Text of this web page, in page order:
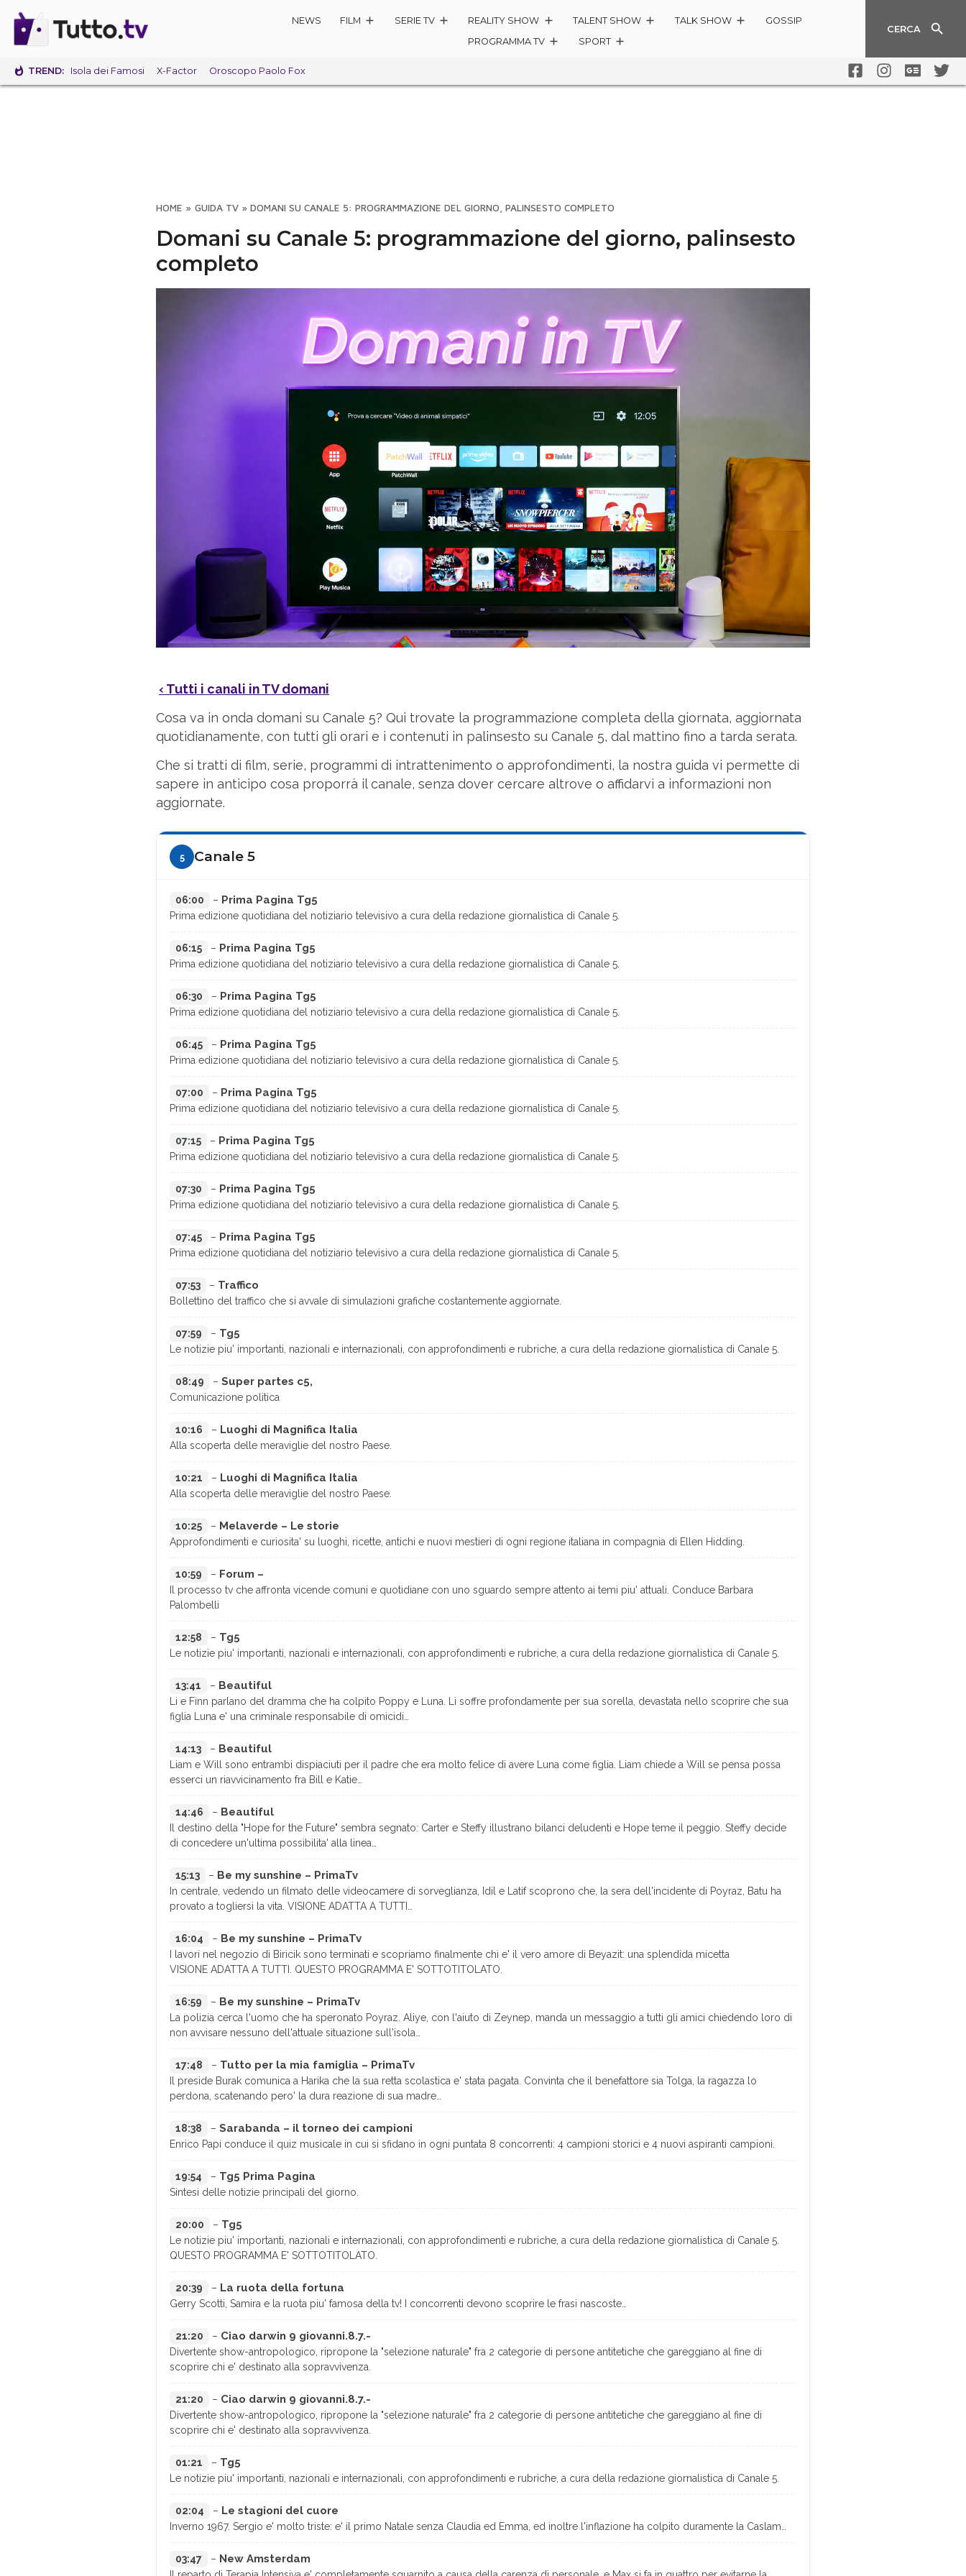
NEWS FILM SERIE TV REALITY SHOW TALENT SHOW TALK SHOW
GOSSIP
PROGRAMMA TV
SPORT
CERCA
TREND: Isola dei Famosi X-Factor Oroscopo Paolo Fox
HOME » GUIDA TV » DOMANI SU CANALE 5: PROGRAMMAZIONE DEL GIORNO, PALINSESTO COMPLETO
Domani su Canale 5: programmazione del giorno, palinsesto
completo
‹ Tutti i canali in TV domani
Cosa va in onda domani su Canale 5? Qui trovate la programmazione completa della giornata, aggiornata
quotidianamente, con tutti gli orari e i contenuti in palinsesto su Canale 5, dal mattino fino a tarda serata.
Che si tratti di film, serie, programmi di intrattenimento o approfondimenti, la nostra guida vi permette di
sapere in anticipo cosa proporrà il canale, senza dover cercare altrove o affidarvi a informazioni non
aggiornate.
5 Canale 5
06:00 – Prima Pagina Tg5
Prima edizione quotidiana del notiziario televisivo a cura della redazione giornalistica di Canale 5.
06:15 – Prima Pagina Tg5
Prima edizione quotidiana del notiziario televisivo a cura della redazione giornalistica di Canale 5.
06:30 – Prima Pagina Tg5
Prima edizione quotidiana del notiziario televisivo a cura della redazione giornalistica di Canale 5.
06:45 – Prima Pagina Tg5
Prima edizione quotidiana del notiziario televisivo a cura della redazione giornalistica di Canale 5.
07:00 – Prima Pagina Tg5
Prima edizione quotidiana del notiziario televisivo a cura della redazione giornalistica di Canale 5.
07:15 – Prima Pagina Tg5
Prima edizione quotidiana del notiziario televisivo a cura della redazione giornalistica di Canale 5.
07:30 – Prima Pagina Tg5
Prima edizione quotidiana del notiziario televisivo a cura della redazione giornalistica di Canale 5.
07:45 – Prima Pagina Tg5
Prima edizione quotidiana del notiziario televisivo a cura della redazione giornalistica di Canale 5.
07:53 – Traffico
Bollettino del traffico che si avvale di simulazioni grafiche costantemente aggiornate.
07:59 – Tg5
Le notizie piu' importanti, nazionali e internazionali, con approfondimenti e rubriche, a cura della redazione giornalistica di Canale 5.
08:49 – Super partes c5,
Comunicazione politica
10:16 – Luoghi di Magnifica Italia
Alla scoperta delle meraviglie del nostro Paese.
10:21 – Luoghi di Magnifica Italia
Alla scoperta delle meraviglie del nostro Paese.
10:25 – Melaverde – Le storie
Approfondimenti e curiosita' su luoghi, ricette, antichi e nuovi mestieri di ogni regione italiana in compagnia di Ellen Hidding.
10:59 – Forum –
Il processo tv che affronta vicende comuni e quotidiane con uno sguardo sempre attento ai temi piu' attuali. Conduce Barbara
Palombelli
12:58 – Tg5
Le notizie piu' importanti, nazionali e internazionali, con approfondimenti e rubriche, a cura della redazione giornalistica di Canale 5.
13:41 – Beautiful
Li e Finn parlano del dramma che ha colpito Poppy e Luna. Li soffre profondamente per sua sorella, devastata nello scoprire che sua
figlia Luna e' una criminale responsabile di omicidi…
14:13 – Beautiful
Liam e Will sono entrambi dispiaciuti per il padre che era molto felice di avere Luna come figlia. Liam chiede a Will se pensa possa
esserci un riavvicinamento fra Bill e Katie…
14:46 – Beautiful
Il destino della "Hope for the Future" sembra segnato: Carter e Steffy illustrano bilanci deludenti e Hope teme il peggio. Steffy decide
di concedere un'ultima possibilita' alla linea…
15:13 – Be my sunshine – PrimaTv
In centrale, vedendo un filmato delle videocamere di sorveglianza, Idil e Latif scoprono che, la sera dell'incidente di Poyraz, Batu ha
provato a togliersi la vita. VISIONE ADATTA A TUTTI…
16:04 – Be my sunshine – PrimaTv
I lavori nel negozio di Biricik sono terminati e scopriamo finalmente chi e' il vero amore di Beyazit: una splendida micetta
VISIONE ADATTA A TUTTI. QUESTO PROGRAMMA E' SOTTOTITOLATO.
16:59 – Be my sunshine – PrimaTv
La polizia cerca l'uomo che ha speronato Poyraz. Aliye, con l'aiuto di Zeynep, manda un messaggio a tutti gli amici chiedendo loro di
non avvisare nessuno dell'attuale situazione sull'isola…
17:48 – Tutto per la mia famiglia – PrimaTv
Il preside Burak comunica a Harika che la sua retta scolastica e' stata pagata. Convinta che il benefattore sia Tolga, la ragazza lo
perdona, scatenando pero' la dura reazione di sua madre…
18:38 – Sarabanda – il torneo dei campioni
Enrico Papi conduce il quiz musicale in cui si sfidano in ogni puntata 8 concorrenti: 4 campioni storici e 4 nuovi aspiranti campioni.
19:54 – Tg5 Prima Pagina
Sintesi delle notizie principali del giorno.
20:00 – Tg5
Le notizie piu' importanti, nazionali e internazionali, con approfondimenti e rubriche, a cura della redazione giornalistica di Canale 5.
QUESTO PROGRAMMA E' SOTTOTITOLATO.
20:39 – La ruota della fortuna
Gerry Scotti, Samira e la ruota piu' famosa della tv! I concorrenti devono scoprire le frasi nascoste…
21:20 – Ciao darwin 9 giovanni.8.7.-
Divertente show-antropologico, ripropone la "selezione naturale" fra 2 categorie di persone antitetiche che gareggiano al fine di
scoprire chi e' destinato alla sopravvivenza.
21:20 – Ciao darwin 9 giovanni.8.7.-
Divertente show-antropologico, ripropone la "selezione naturale" fra 2 categorie di persone antitetiche che gareggiano al fine di
scoprire chi e' destinato alla sopravvivenza.
01:21 – Tg5
Le notizie piu' importanti, nazionali e internazionali, con approfondimenti e rubriche, a cura della redazione giornalistica di Canale 5.
02:04 – Le stagioni del cuore
Inverno 1967. Sergio e' molto triste: e' il primo Natale senza Claudia ed Emma, ed inoltre l'inflazione ha colpito duramente la Caslam…
03:47 – New Amsterdam